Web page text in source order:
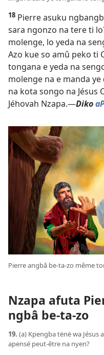
18 Pierre asuku
sara ngonzo na tere ti
molenge, lo yeda na
Azo kue so amû peko ti
tongana e yeda na
molenge na e manda
na kota songo na Jésus
Jéhovah Nzapa.—Diko
Pierre angbâ be-ta-zo même
Nzapa afuta
ngbâ be-ta-zo
19. (a) Kpengba tënë wa Jésus
apensé peut-être na nyen?